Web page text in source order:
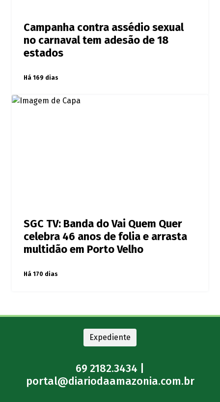
Campanha contra assédio sexual
no carnaval tem adesão de 18
estados
Há 169 dias
SGC TV: Banda do Vai Quem Quer
celebra 46 anos de folia e arrasta
multidão em Porto Velho
Há 170 dias
Expediente
69 2182.3434 |
portal@diariodaamazonia.com.br